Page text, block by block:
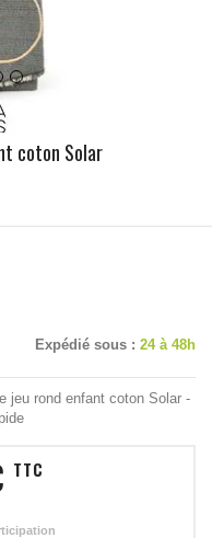
coton Solar
Expédié sous : 24 à 48h
jeu rond enfant coton Solar -
TTC